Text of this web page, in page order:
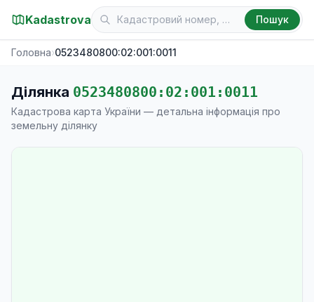
Kadastrova Пошук
Головна›0523480800:02:001:0011
Ділянка 0523480800:02:001:0011
Кадастрова карта України — детальна інформація про
земельну ділянку